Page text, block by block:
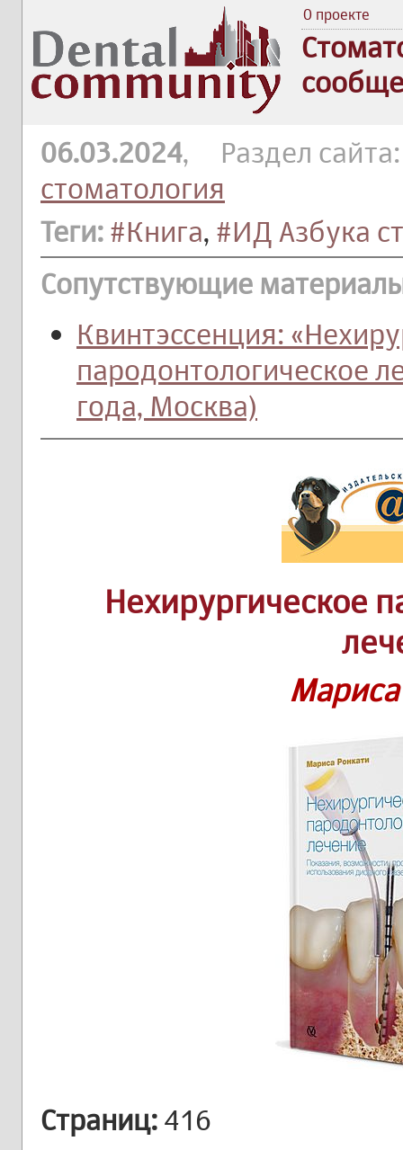
О проекте
06.03.2024, Раздел
стоматология
Теги: #Книга, #ИД Азбука
Сопутствующие
Квинтэссенция:
пародонтологическое
года, Москва)
Нехирургическое
Мариса
Страниц: 416